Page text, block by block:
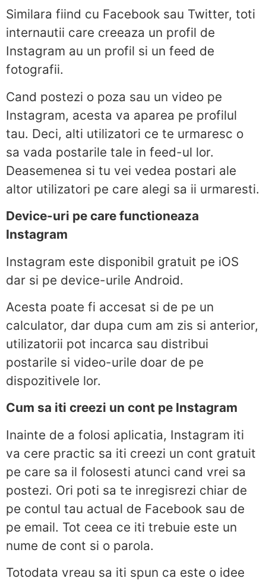
Similara fiind cu Facebook sau Twitter, toti
internautii care creeaza un profil de
Instagram au un profil si un feed de
fotografii.
Cand postezi o poza sau un video pe
Instagram, acesta va aparea pe profilul
tau. Deci, alti utilizatori ce te urmaresc o
sa vada postarile tale in feed-ul lor.
Deasemenea si tu vei vedea postari ale
altor utilizatori pe care alegi sa ii urmaresti.
Device-uri pe care functioneaza
Instagram
Instagram este disponibil gratuit pe iOS
dar si pe device-urile Android.
Acesta poate fi accesat si de pe un
calculator, dar dupa cum am zis si anterior,
utilizatorii pot incarca sau distribui
postarile si video-urile doar de pe
dispozitivele lor.
Cum sa iti creezi un cont pe Instagram
Inainte de a folosi aplicatia, Instagram iti
va cere practic sa iti creezi un cont gratuit
pe care sa il folosesti atunci cand vrei sa
postezi. Ori poti sa te inregisrezi chiar de
pe contul tau actual de Facebook sau de
pe email. Tot ceea ce iti trebuie este un
nume de cont si o parola.
Totodata vreau sa iti spun ca este o idee